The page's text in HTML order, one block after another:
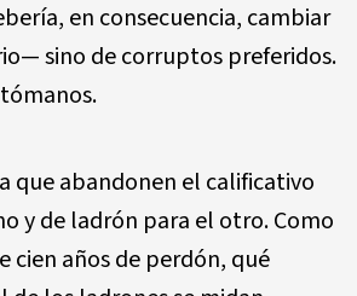
en consecuencia, cambiar
sino de corruptos preferidos.
que abandonen el calificativo
y de ladrón para el otro. Como
cien años de perdón, qué